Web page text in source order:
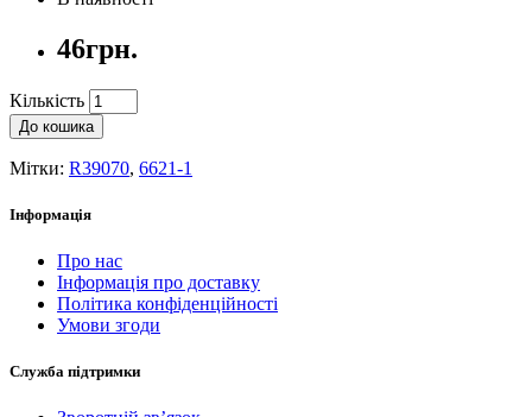
46грн.
Кількість
До кошика
Мітки: R39070, 6621-1
Інформація
Про нас
Інформація про доставку
Політика конфіденційності
Умови згоди
Служба підтримки